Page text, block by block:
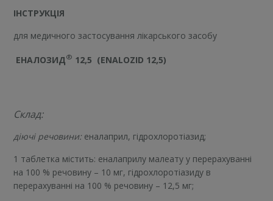
ІНСТРУКЦІЯ
для медичного застосування лікарського засобу
ЕНАЛОЗИД® 12,5 (ЕNALOZID 12,5)
Склад:
діючі речовини: еналаприл, гідрохлоротіазид;
1 таблетка містить: еналаприлу малеату у перерахуванні
на 100 % речовину – 10 мг, гідрохлоротіазиду в
перерахуванні на 100 % речовину – 12,5 мг;